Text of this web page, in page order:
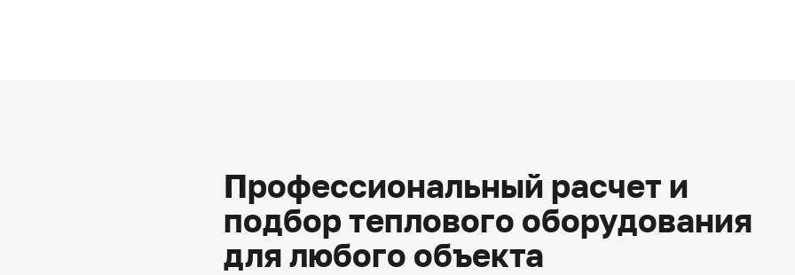
Профессиональный расчет и
подбор теплового оборудования
для любого объекта